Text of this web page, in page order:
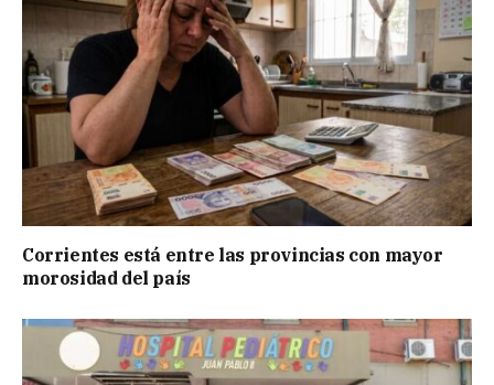
Corrientes está entre las provincias con mayor
morosidad del país